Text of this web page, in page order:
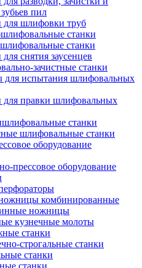
пил
для шлифовки труб
станки
станки
снятия заусенцев
зачистные станки
для испытания шлифовальных
для правки шлифовальных
станки
шлифовальные станки
оборудование
прессовое оборудование
комбинированные
ножницы
кузнечные молоты
станки
строгальные станки
станки
станки